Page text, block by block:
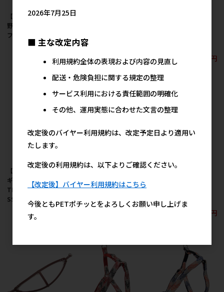
【アウトレット】［岡
野製作所］グレイスソ
フトハーネスS レッド
参考上代
2,480円
参考上代
2,380円
【アウトレット】［ド
ギーマンハヤシ］
TFH802 タフタフ 胴輪
SS ミントストライプ
参考上代
【アウトレット】［ド
ギーマンハヤシ］タフ
タフ 胴輪 SS キャラメ
ルストライプ
【アウトレット】［ド
ーキャンディ
1,180円
2026年7月25日
■ 主な改定内容
利用規約全体の表現および内容の見直し
配送・危険負担に関する規定の整理
サービス利用における責任範囲の明確化
その他、運用実態に合わせた文言の整理
改定後のバイヤー利用規約は、改定予定日より適用い
たします。
改定後の利用規約は、以下よりご確認ください。
【改定後】バイヤー利用規約はこちら
今後ともPETポチッとをよろしくお願い申し上げま
す。